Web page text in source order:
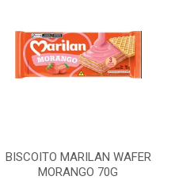
BISCOITO MARILAN WAFER
MORANGO 70G